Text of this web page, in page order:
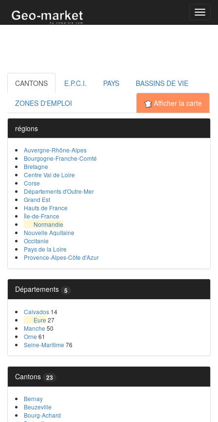
CANTONS E.P.C.I. PAYS BASSINS DE VIE
ZONES D'EMPLOI Afficher la carte
régions
Auvergne-Rhône-Alpes
Bourgogne-Franche-Comté
Bretagne
Centre Val de Loire
Corse
Départements d'Outre-Mer
Grand Est
Hauts de France
Île-de-France
Normandie
Nouvelle Aquitaine
Occitanie
Pays de la Loire
Provence-Alpes-Côte d'Azur
Départements 5
Calvados14
Eure 27
Manche 50
Orne 61
Seine-Maritime 76
Cantons 23
Bernay
Beuzeville
Bourg-Achard